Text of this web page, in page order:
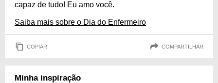
capaz de tudo! Eu amo você.
Saiba mais sobre o Dia do Enfermeiro
COPIAR COMPARTILHAR
Minha inspiração